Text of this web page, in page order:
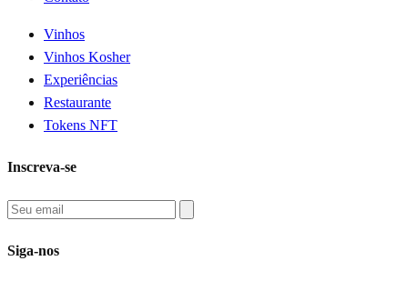
Vinhos
Vinhos Kosher
Experiências
Restaurante
Tokens NFT
Inscreva-se
Siga-nos